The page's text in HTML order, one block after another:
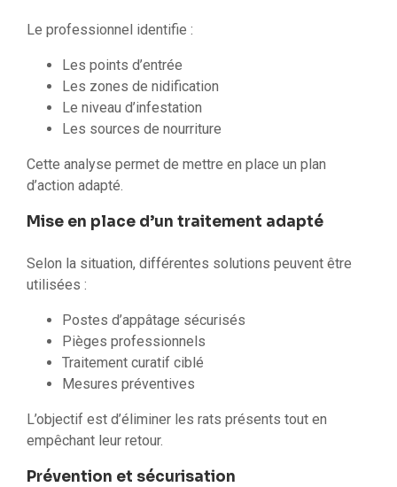
Le professionnel identifie :
Les points d’entrée
Les zones de nidification
Le niveau d’infestation
Les sources de nourriture
Cette analyse permet de mettre en place un plan
d’action adapté.
Mise en place d’un traitement adapté
Selon la situation, différentes solutions peuvent être
utilisées :
Postes d’appâtage sécurisés
Pièges professionnels
Traitement curatif ciblé
Mesures préventives
L’objectif est d’éliminer les rats présents tout en
empêchant leur retour.
Prévention et sécurisation